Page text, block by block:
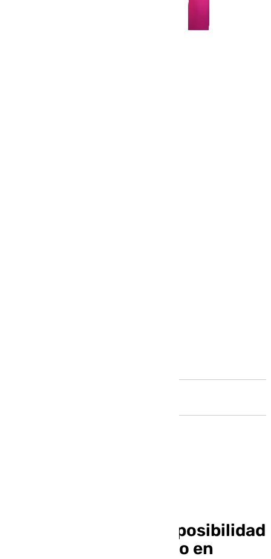
El tiempo da un giro: posibilidad
de lluvia este domingo en